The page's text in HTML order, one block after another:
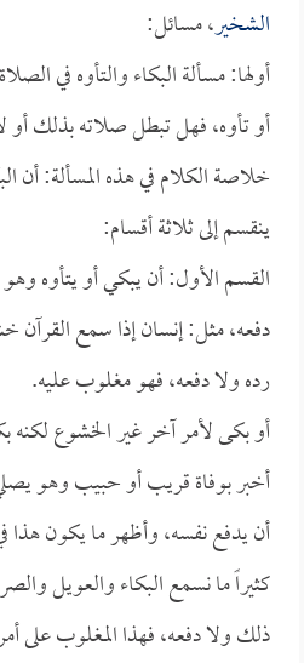
الشخير، مسائل:
أولها: مسألة البكاء والتأوه في
أو تأوه، فهل تبطل صلاته بذلك أو
خلاصة الكلام في هذه المسألة: أن
ينقسم إلى ثلاثة أقسام:
القسم الأول: أن يبكي أو يتأوه
دفعه، مثل: إنسان إذا سمع
رده ولا دفعه، فهو مغلوب عليه.
أو بكى لأمر آخر غير الخشوع لكنه
أخبر بوفاة قريب أو حبيب وهو
أن يدفع نفسه، وأظهر ما يكون هذا
كثيراً ما نسمع البكاء والعويل
ذلك ولا دفعه، فهذا المغلوب على